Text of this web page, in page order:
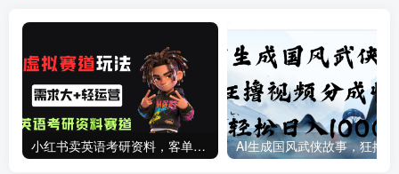
小红书卖英语考研资料，客单价9.9，250天卖了16w!